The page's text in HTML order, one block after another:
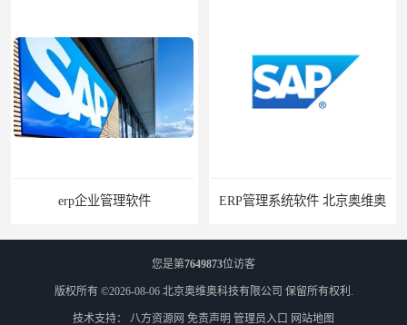
erp企业管理软件 ERP管理系统软件 北京奥维奥
您是第7649873位访客
版权所有 ©2026-08-06 北京奥维奥科技有限公司 保留所有权利.
技术支持： 八方资源网 免责声明 管理员入口 网站地图